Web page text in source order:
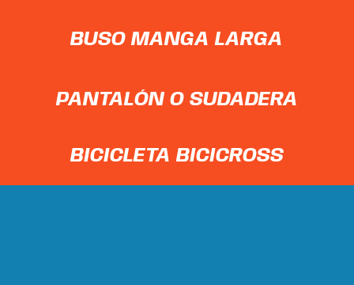
BUSO MANGA LARGA
PANTALÓN O SUDADERA
BICICLETA BICICROSS